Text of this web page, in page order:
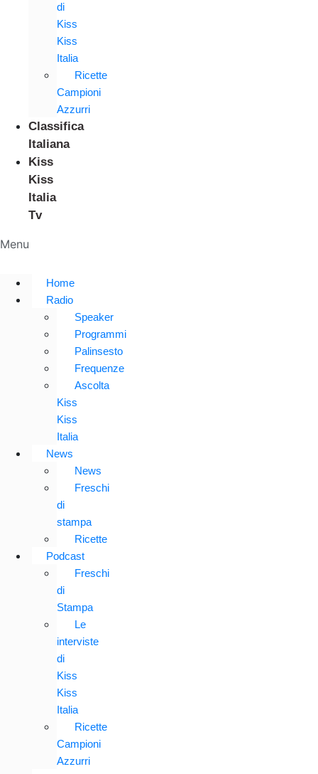
di
Kiss
Kiss
Italia
Ricette
Campioni
Azzurri
Classifica
Italiana
Kiss
Kiss
Italia
Tv
Menu
Home
Radio
Speaker
Programmi
Palinsesto
Frequenze
Ascolta
Kiss
Kiss
Italia
News
News
Freschi
di
stampa
Ricette
Podcast
Freschi
di
Stampa
Le
interviste
di
Kiss
Kiss
Italia
Ricette
Campioni
Azzurri